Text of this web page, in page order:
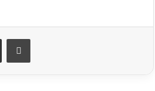
Share via Email Print